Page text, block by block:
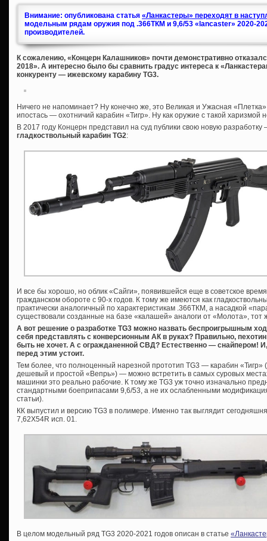
Внимание: опубликована статья «Ланкастеры» переходят в
модельным рядам оружия под .366ТКМ и 9,6/53 «lancaster» 2020-
производителей.
К сожалению, «Концерн Калашников» почти демонстративно
2018». А интересно было бы сравнить градус интереса к
конкуренту — ижевскому карабину TG3.
Ничего не напоминает? Ну конечно же, это Великая и Ужасная
ипостась — охотничий карабин «Тигр». Ну как оружие с такой харизмой
В 2017 году Концерн представил на суд публики свою новую
гладкоствольный карабин TG2:
И все бы хорошо, но облик «Сайги», появившейся еще в советское
гражданском обороте с 90-х годов. К тому же имеются как
практически аналогичный по характеристикам .366ТКМ, а насадкой
существовали созданные на базе «калашей» аналоги от «Молота»,
А вот решение о разработке TG3 можно назвать беспроигрышным
себя представлять с конверсионным АК в руках? Правильно,
быть не хочет. А с огражданенной СВД? Естественно — снайпером! И,
перед этим устоит.
Тем более, что полноценный нарезной прототип TG3 — карабин «Тигр»
дешевый и простой «Вепрь») — можно встретить в самых суровых
машинки это реально рабочие. К тому же TG3 уж точно изначально
стандартными боеприпасами 9,6/53, а не их ослабленными
статьи).
КК выпустил и версию TG3 в полимере. Именно так выглядит
7,62Х54R исп. 01.
В целом модельный ряд TG3 2020-2021 годов описан в статье